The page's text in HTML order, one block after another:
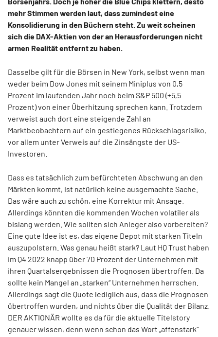
mehr Stimmen werden laut, dass zumindest eine
Konsolidierung in den Büchern steht. Zu weit scheinen
sich die DAX-Aktien von der an He­rausforderungen nicht
armen Realität entfernt zu haben.
Dasselbe gilt für die Börsen in New York, selbst wenn man
weder beim Dow Jones mit seinem Miniplus von 0,5
Prozent im laufenden Jahr noch beim S&P 500 (+5,5
Prozent) von einer Überhitzung sprechen kann. Trotzdem
verweist auch dort eine steigende Zahl an
Marktbeobachtern auf ein gestiegenes Rückschlagsrisiko,
vorallem unter Verweis auf die Zinsängste der US-
Investoren.
Dass es tatsächlich zum befürchteten Abschwung an den
Märkten kommt, ist natürlich keine ausgemachte Sache.
Das wäre auch zu schön, eine Korrektur mit Ansage.
Allerdings könnten die kommenden Wochen volatiler als
bislang werden. Wie sollten sich Anleger also vorbereiten?
Eine gute Idee ist es, das eigene Depot mit starken Titeln
auszupolstern. Was genau heißt stark? Laut HQ Trust haben
im Q4 2022 knapp über 70 Prozent der Unternehmen mit
ihren Quartalsergebnissen die Prognosen übertroffen. Da
sollte kein Mangel an „starken“ Unternehmen herrschen.
Allerdings sagt die Quote lediglich aus, dass die Prognosen
übertroffen wurden, und nichts über die Qualität der Bilanz.
DER AKTIONÄR wollte es da für die aktuelle Titelstory
genauer wissen, denn wenn schon das Wort „affenstark“